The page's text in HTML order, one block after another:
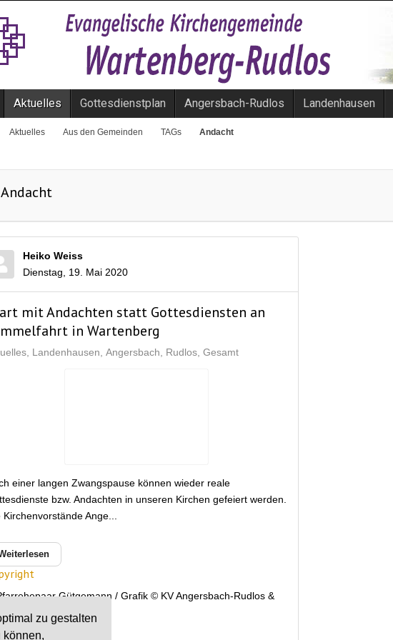
zu gestalten
können,
Aktuelles Gottesdienstplan Angersbach-Rudlos Landenhausen
Aktuelles Aus den Gemeinden TAGs Andacht
Andacht
Heiko Weiss
Dienstag, 19. Mai 2020
mit Andachten statt Gottesdiensten an
in Wartenberg
Landenhausen Angersbach Rudlos Gesamt
einer langen Zwangspause können wieder reale
bzw. Andachten in unseren Kirchen gefeiert werden.
Kirchenvorstände Ange...
Gütgemann / Grafik © KV Angersbach-Rudlos &